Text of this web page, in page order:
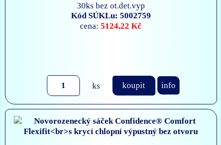
30ks bez ot.det.vyp
Kód SÚKLu: 5002759
cena:5124,22 Kč
ks koupit info